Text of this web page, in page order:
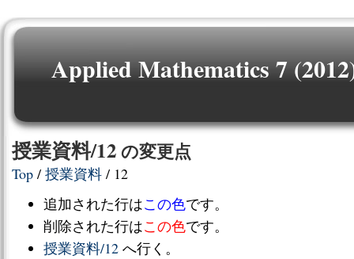
Applied Mathematics 7
授業資料/12 の変更点
Top / 授業資料 / 12
追加された行はこの色です。
削除された行はこの色です。
授業資料/12 へ行く。